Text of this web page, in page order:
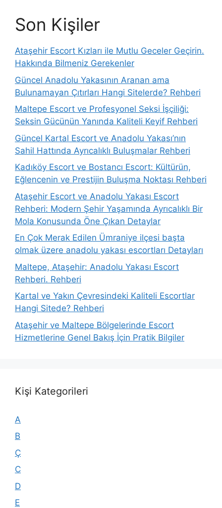
Son Kişiler
Ataşehir Escort Kızları ile Mutlu Geceler Geçirin.
Hakkında Bilmeniz Gerekenler
Güncel Anadolu Yakasının Aranan ama
Bulunamayan Çıtırları Hangi Sitelerde? Rehberi
Maltepe Escort ve Profesyonel Seksi İşçiliği:
Seksin Gücünün Yanında Kaliteli Keyif Rehberi
Güncel Kartal Escort ve Anadolu Yakası’nın
Sahil Hattında Ayrıcalıklı Buluşmalar Rehberi
Kadıköy Escort ve Bostancı Escort: Kültürün,
Eğlencenin ve Prestijin Buluşma Noktası Rehberi
Ataşehir Escort ve Anadolu Yakası Escort
Rehberi: Modern Şehir Yaşamında Ayrıcalıklı Bir
Mola Konusunda Öne Çıkan Detaylar
En Çok Merak Edilen Ümraniye ilçesi başta
olmak üzere anadolu yakası escortları Detayları
Maltepe, Ataşehir: Anadolu Yakası Escort
Rehberi. Rehberi
Kartal ve Yakın Çevresindeki Kaliteli Escortlar
Hangi Sitede? Rehberi
Ataşehir ve Maltepe Bölgelerinde Escort
Hizmetlerine Genel Bakış İçin Pratik Bilgiler
Kişi Kategorileri
A
B
Ç
C
D
E